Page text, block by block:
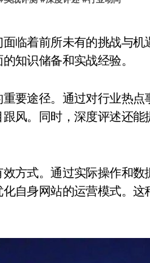
知识储备和实战经验。
要途径。通过对行业热
风。同时，深度评述还
方式。通过实际操作和
自身网站的运营模式。